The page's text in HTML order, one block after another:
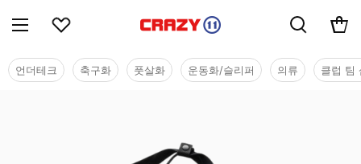
언더테크 축구화 풋살화 운동화/슬리퍼 의류 클럽 팀